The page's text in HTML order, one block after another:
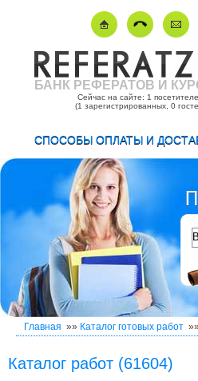
БАНК РЕФЕРАТОВ И
Сейчас на сайте: 1
(1 зарегистрированных, 0
СПОСОБЫ ОПЛАТЫ И
Главная »» Каталог готовых работ »»
Каталог работ (61604)